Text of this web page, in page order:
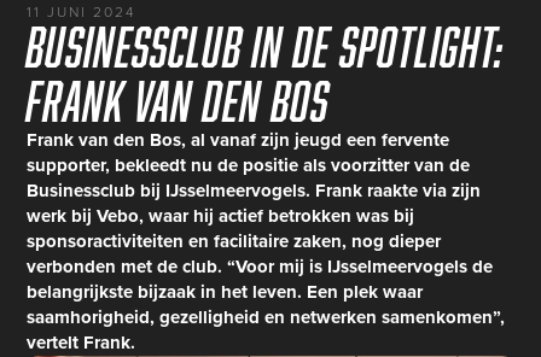
11 JUNI 2024
Businessclub in de spotlight:
Frank van den Bos
Frank van den Bos, al vanaf zijn jeugd een fervente
supporter, bekleedt nu de positie als voorzitter van de
Businessclub bij IJsselmeervogels. Frank raakte via zijn
werk bij Vebo, waar hij actief betrokken was bij
sponsoractiviteiten en facilitaire zaken, nog dieper
verbonden met de club. “Voor mij is IJsselmeervogels de
belangrijkste bijzaak in het leven. Een plek waar
saamhorigheid, gezelligheid en netwerken samenkomen”,
vertelt Frank.